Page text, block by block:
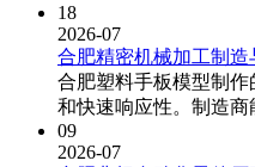
18
2026-07
合肥精密机械加工制
合肥塑料手板模型制
和快速响应性。制造商
09
2026-07